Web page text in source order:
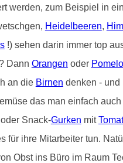
werden, zum Beispiel in
Heidelbeeren,
!) sehen darin immer top
Dann Orangen oder
an die Birnen denken - und
das man einfach
oder Snack-Gurken mit
für ihre Mitarbeiter tun.
Obst ins Büro im Raum